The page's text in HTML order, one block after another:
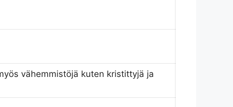
vähemmistöjä kuten kristittyjä ja